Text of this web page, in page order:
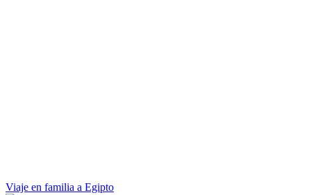
Viaje en familia a Egipto